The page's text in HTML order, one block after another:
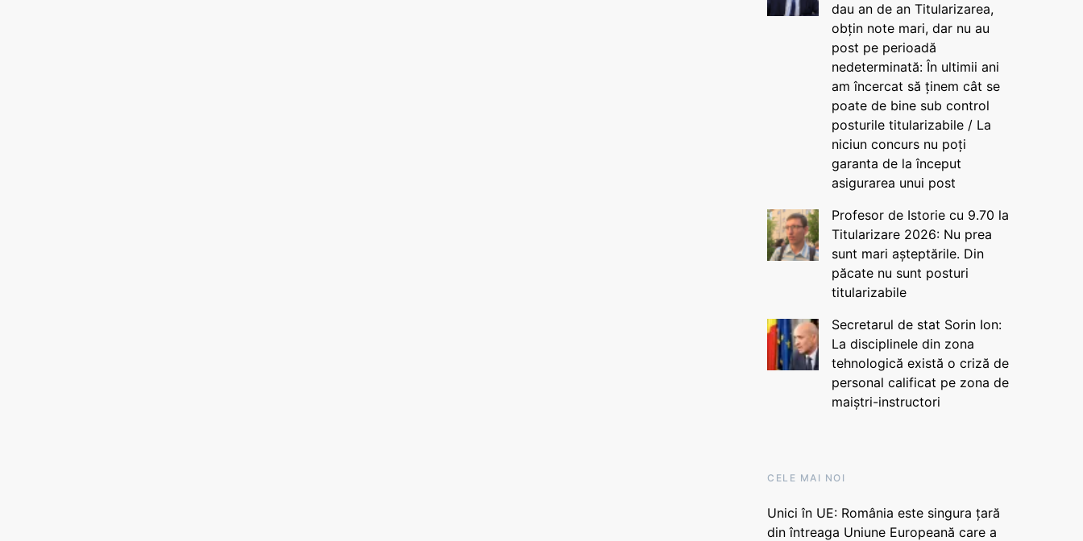
dau an de an Titularizarea,
obțin note mari, dar nu au
post pe perioadă
nedeterminată: În ultimii ani
am încercat să ținem cât se
poate de bine sub control
posturile titularizabile / La
niciun concurs nu poți
garanta de la început
asigurarea unui post
Profesor de Istorie cu 9.70 la
Titularizare 2026: Nu prea
sunt mari așteptările. Din
păcate nu sunt posturi
titularizabile
Secretarul de stat Sorin Ion:
La disciplinele din zona
tehnologică există o criză de
personal calificat pe zona de
maiștri-instructori
CELE MAI NOI
Unici în UE: România este singura țară
din întreaga Uniune Europeană care a